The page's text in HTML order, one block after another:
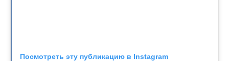
Посмотреть эту публикацию в Instagram